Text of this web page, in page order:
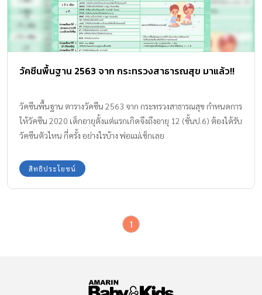
วัคซีนพื้นฐาน 2563 จาก กระทรวงสาธารณสุข มาแล้ว!!
วัคซีนพื้นฐาน ตารางวัคซีน 2563 จาก กระทรวงสาธารณสุข กำหนดการ
ให้วัคซีน 2020 เด็กอายุตั้งแต่แรกเกิดจึงถึงอายุ 12 (ชั้นป.6) ต้องได้รับ
วัคซีนตัวไหน กี่ครั้ง อย่างไรบ้าง พ่อแม่เช็กเลย
สิทธิประโยชน์
1